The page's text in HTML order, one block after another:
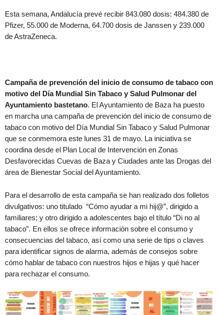
Esta semana, Andalucía prevé recibir 843.080 dosis: 484.380 de
Pfizer, 55.000 de Moderna, 64.700 dosis de Janssen y 239.000
de AstraZeneca.
Campaña de prevención del inicio de consumo de tabaco con
motivo del Día Mundial Sin Tabaco y Salud Pulmonar del
Ayuntamiento bastetano. El Ayuntamiento de Baza ha puesto
en marcha una campaña de prevención del inicio de consumo de
tabaco con motivo del Día Mundial Sin Tabaco y Salud Pulmonar
que se conmemora este lunes 31 de mayo. La iniciativa se
coordina desde el Plan Local de Intervención en Zonas
Desfavorecidas Cuevas de Baza y Ciudades ante las Drogas del
área de Bienestar Social del Ayuntamiento.
Para el desarrollo de esta campaña se han realizado dos folletos
divulgativos: uno titulado “Cómo ayudar a mi hij@”, dirigido a
familiares; y otro dirigido a adolescentes bajo el título “Di no al
tabaco”. En ellos se ofrece información sobre el consumo y
consecuencias del tabaco, así como una serie de tips o claves
para identificar signos de alarma, además de consejos sobre
cómo hablar de tabaco con nuestros hijos e hijas y qué hacer
para rechazar el consumo.